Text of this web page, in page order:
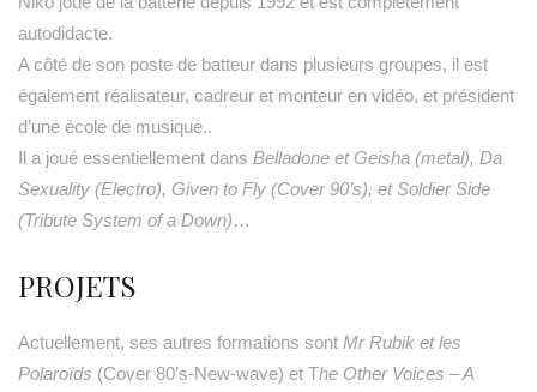
autodidacte.
A côté de son poste de batteur dans plusieurs groupes, il est
également réalisateur, cadreur et monteur en vidéo, et président
d’une école de musique..
Il a joué essentiellement dans Belladone et Geisha (metal), Da
Sexuality (Electro), Given to Fly (Cover 90’s), et Soldier Side
(Tribute System of a Down)…
PROJETS
Actuellement, ses autres formations sont Mr Rubik et les
Polaroïds (Cover 80’s-New-wave) et The Other Voices – A